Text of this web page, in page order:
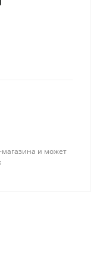
магазина и может